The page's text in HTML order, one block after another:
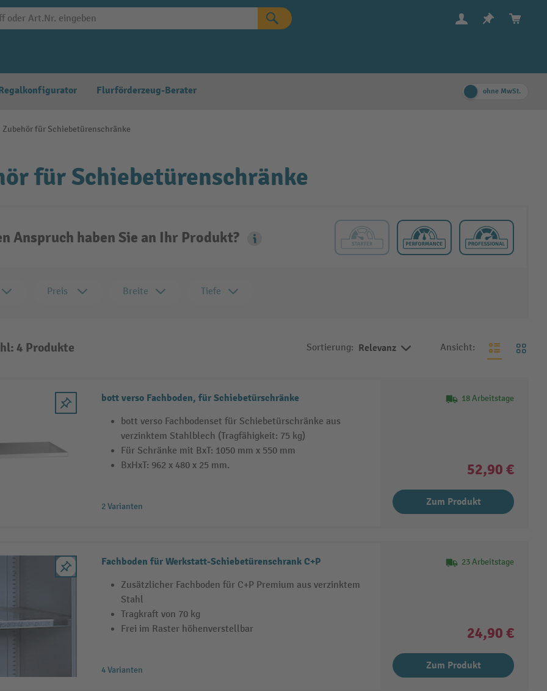
Flurförderzeug-Berater ohne MwSt.
Zubehör für Schiebetürenschränke
für Schiebetürenschränke
Anspruch haben Sie an Ihr Produkt?
Preis Breite Tiefe
4 Produkte Sortierung: Relevanz Ansicht:
bott verso Fachboden, für Schiebetürschränke
bott verso Fachbodenset für Schiebetürschränke aus
verzinktem Stahlblech (Tragfähigkeit: 75 kg)
Für Schränke mit BxT: 1050 mm x 550 mm
BxHxT: 962 x 480 x 25 mm.
2 Varianten
18 Arbeitstage
52,90 €
Zum Produkt
Fachboden für Werkstatt-Schiebetürenschrank C+P
Zusätzlicher Fachboden für C+P Premium aus verzinktem
Stahl
Tragkraft von 70 kg
Frei im Raster höhenverstellbar
4 Varianten
23 Arbeitstage
24,90 €
Zum Produkt